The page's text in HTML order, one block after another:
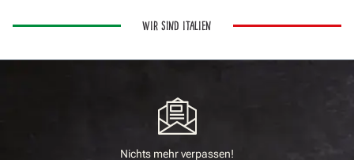
WIR SIND ITALIEN
Nichts mehr verpassen!